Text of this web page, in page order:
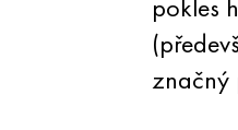
pokles
značný